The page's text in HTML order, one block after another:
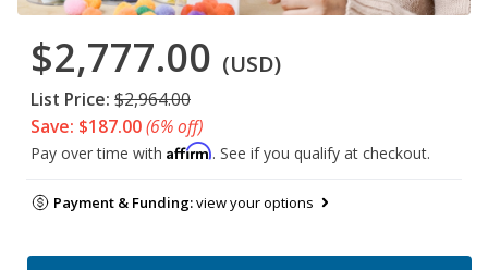
$2,777.00 (USD)
List Price: $2,964.00
Save: $187.00(6% off)
Pay over time with Affirm. See if you qualify at checkout.
Payment & Funding:view your options